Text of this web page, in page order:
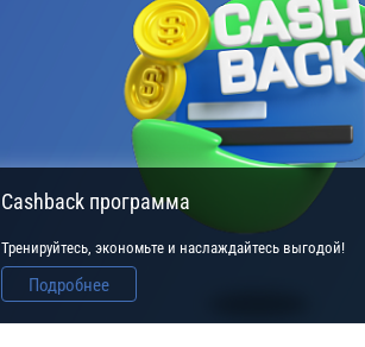
Cashback программа
Тренируйтесь, экономьте и наслаждайтесь выгодой!
Подробнее